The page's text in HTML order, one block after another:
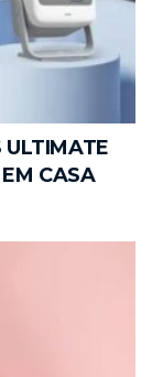
ULTIMATE
CASA